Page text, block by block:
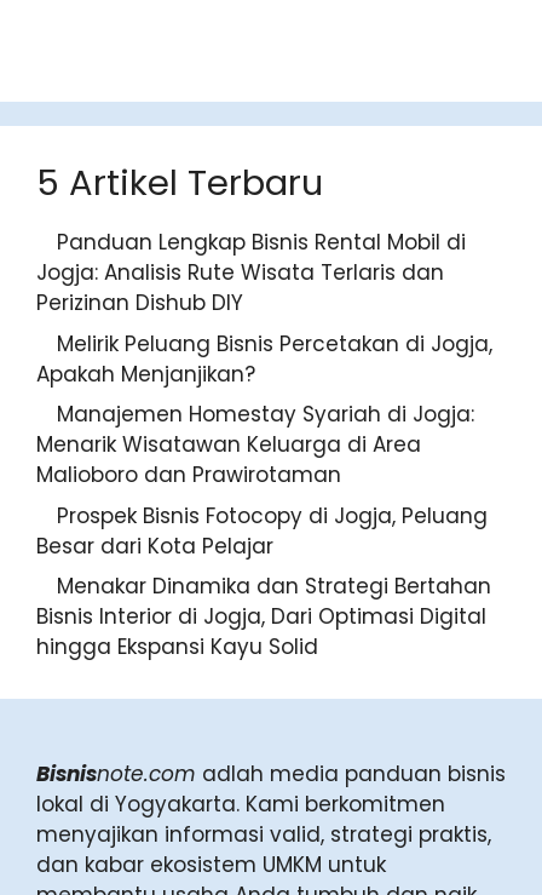
5 Artikel Terbaru
Panduan Lengkap Bisnis Rental
Mobil di Jogja: Analisis Rute Wisata
Terlaris dan Perizinan Dishub DIY
Melirik Peluang Bisnis Percetakan di
Jogja, Apakah Menjanjikan?
Manajemen Homestay Syariah di
Jogja: Menarik Wisatawan Keluarga
di Area Malioboro dan
Prawirotaman
Prospek Bisnis Fotocopy di Jogja, Peluang
Besar dari Kota Pelajar